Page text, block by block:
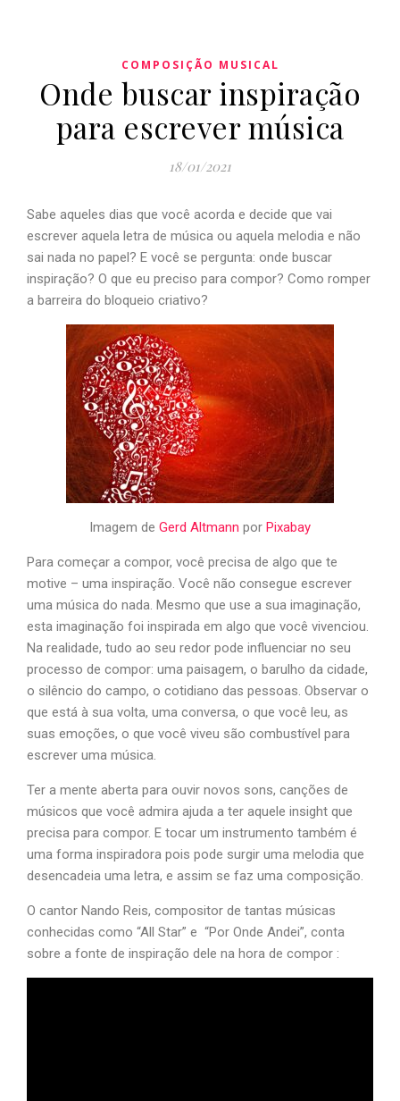
COMPOSIÇÃO MUSICAL
Onde buscar inspiração
para escrever música
18/01/2021
Sabe aqueles dias que você acorda e decide que vai
escrever aquela letra de música ou aquela melodia e não
sai nada no papel? E você se pergunta: onde buscar
inspiração? O que eu preciso para compor? Como romper
a barreira do bloqueio criativo?
Imagem de Gerd Altmann por Pixabay
Para começar a compor, você precisa de algo que te
motive – uma inspiração. Você não consegue escrever
uma música do nada. Mesmo que use a sua imaginação,
esta imaginação foi inspirada em algo que você vivenciou.
Na realidade, tudo ao seu redor pode influenciar no seu
processo de compor: uma paisagem, o barulho da cidade,
o silêncio do campo, o cotidiano das pessoas. Observar o
que está à sua volta, uma conversa, o que você leu, as
suas emoções, o que você viveu são combustível para
escrever uma música.
Ter a mente aberta para ouvir novos sons, canções de
músicos que você admira ajuda a ter aquele insight que
precisa para compor. E tocar um instrumento também é
uma forma inspiradora pois pode surgir uma melodia que
desencadeia uma letra, e assim se faz uma composição.
O cantor Nando Reis, compositor de tantas músicas
conhecidas como “All Star” e “Por Onde Andei”, conta
sobre a fonte de inspiração dele na hora de compor :